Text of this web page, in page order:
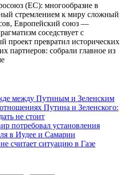
(ЕС): многообразие в
стремлением к миру сложный
Европейский союз —
соседствует с
проект превратил исторических
партнеров: собрали главное из
между Путиным и Зеленским
Путина и Зеленского:
не стоит
потребовал установления
в Иудее и Самарии
считает ситуацию в Газе